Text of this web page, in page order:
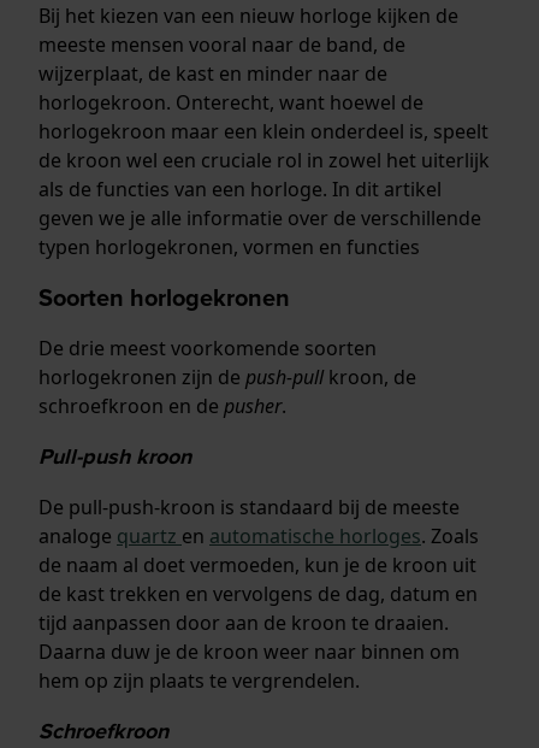
Bij het kiezen van een nieuw horloge kijken de
meeste mensen vooral naar de band, de
wijzerplaat, de kast en minder naar de
horlogekroon. Onterecht, want hoewel de
horlogekroon maar een klein onderdeel is, speelt
de kroon wel een cruciale rol in zowel het uiterlijk
als de functies van een horloge. In dit artikel
geven we je alle informatie over de verschillende
typen horlogekronen, vormen en functies
Soorten horlogekronen
De drie meest voorkomende soorten
horlogekronen zijn de push-pull kroon, de
schroefkroon en de pusher.
Pull-push kroon
De pull-push-kroon is standaard bij de meeste
analoge quartz en automatische horloges. Zoals
de naam al doet vermoeden, kun je de kroon uit
de kast trekken en vervolgens de dag, datum en
tijd aanpassen door aan de kroon te draaien.
Daarna duw je de kroon weer naar binnen om
hem op zijn plaats te vergrendelen.
Schroefkroon